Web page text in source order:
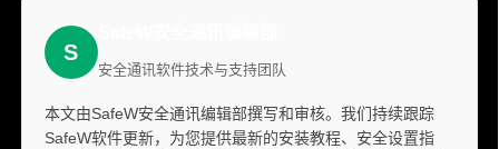
S
安全通讯软件技术与支持团队
本文由SafeW安全通讯编辑部撰写和审核。我们持续跟踪
SafeW软件更新，为您提供最新的安装教程、安全设置指